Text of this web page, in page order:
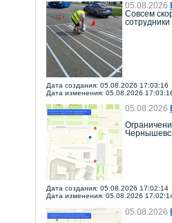
05.08.2026
Совсем
сотрудники
Дата создания: 05.08.2026 17:03:16
Дата изменения: 05.08.2026
05.08.2026
Дата создания: 05.08.2026 17:02:14
Дата изменения: 05.08.2026
05.08.2026